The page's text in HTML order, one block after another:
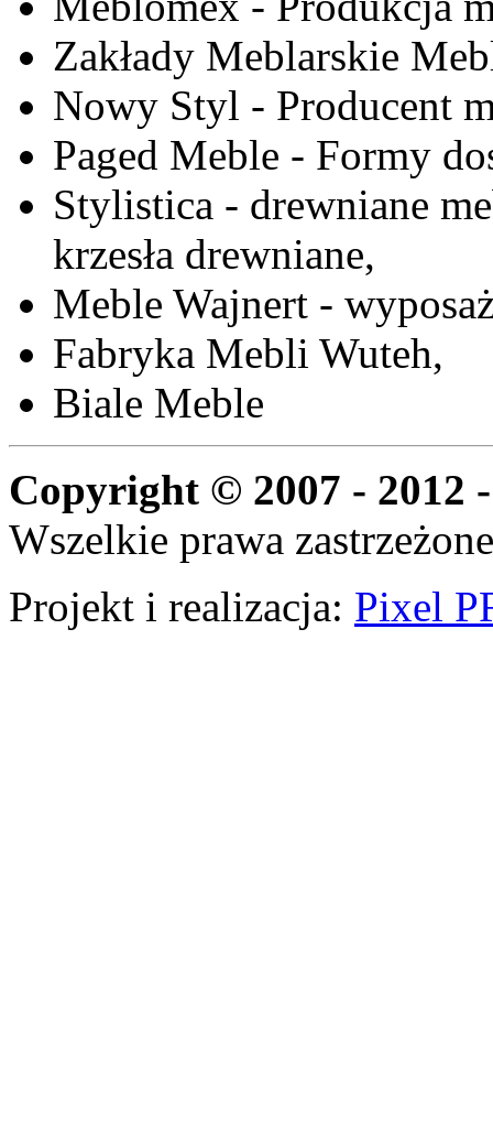
Zakłady Meblarskie
Nowy Styl - Producent
Paged Meble - Formy
Stylistica - drewniane
krzesła drewniane,
Meble Wajnert -
Fabryka Mebli Wuteh,
Biale Meble
Copyright © 2007 - 2012
Wszelkie prawa
Projekt i realizacja: Pixel